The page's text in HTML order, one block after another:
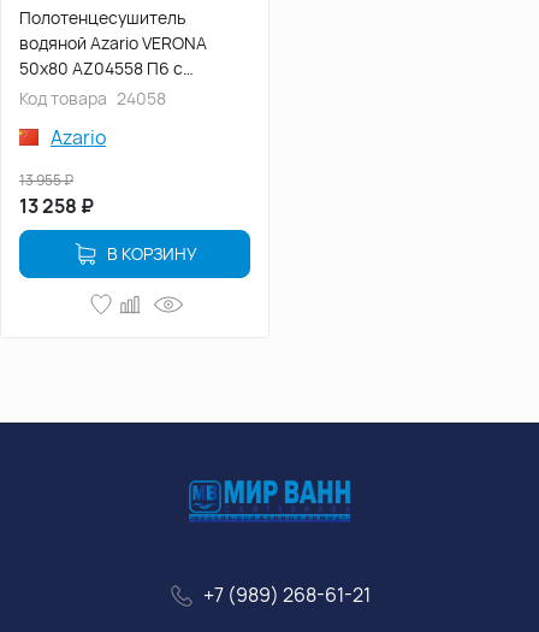
Полотенцесушитель
водяной Azario VERONA
50х80 AZ04558 П6 с
боковым подключением 1"
Код товара 24058
Azario
13 258 ₽
13 955₽
В КОРЗИНУ
+7 (989) 268-61-21